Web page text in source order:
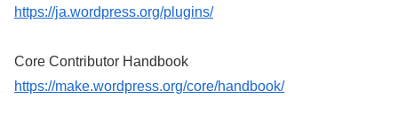
https://ja.wordpress.org/plugins/
Core Contributor Handbook
https://make.wordpress.org/core/handbook/